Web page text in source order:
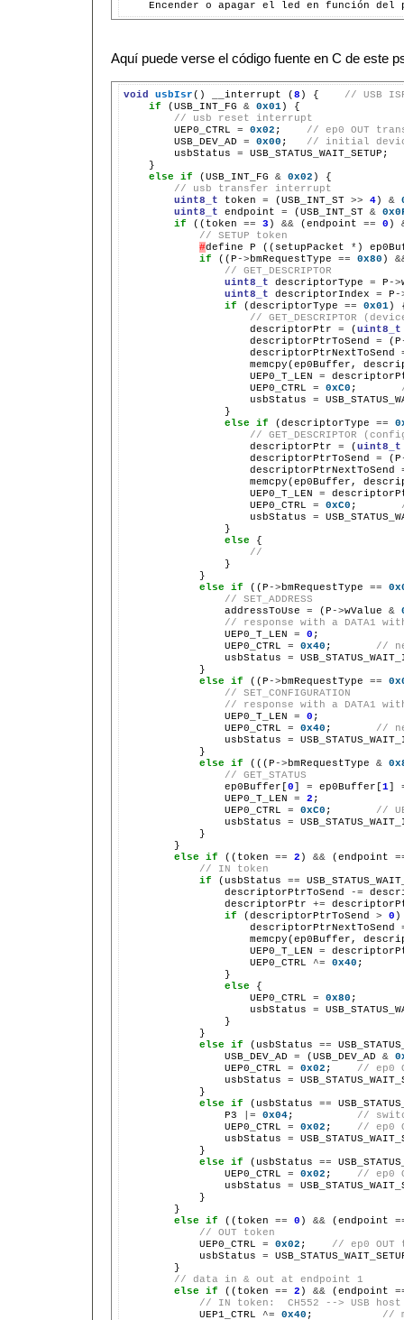
Aquí puede verse el código fuente en C de este
void usbIsr() __interrupt ( 8 ) {
// USB
if (USB_INT_FG & 0x01) {
// usb reset interrupt
        UEP0_CTRL
= 0x02 ;
// ep0 OUT
        USB_DEV_AD
= 0x00 ;
// initial
        usbStatus
= USB_STATUS_WAIT_SETUP;
    }
else
if (USB_INT_FG & 0x02 ) {
// usb transfer interrupt
uint8_t token = (USB_INT_ST >> 4) &
uint8_t endpoint = (USB_INT_ST &
if ((token == 3 ) && (endpoint == 0 )
// SETUP token
#define P ((setupPacket * )
if ((P-> bmRequestType == 0x80 )
// GET_DESCRIPTOR
uint8_t descriptorType = P->
uint8_t descriptorIndex = P-
if (descriptorType == 0x01)
// GET_DESCRIPTOR
                    descriptorPtr
= ( uint8_t
                    descriptorPtrToSend
= (P
                    descriptorPtrNextToSend
memcpy(ep0Buffer,
                    UEP0_T_LEN
=
                    UEP0_CTRL
= 0xC0 ;
                    usbStatus
=
                }
else
if (descriptorType ==
// GET_DESCRIPTOR
                    descriptorPtr
= ( uint8_t
                    descriptorPtrToSend
= (P
                    descriptorPtrNextToSend
memcpy(ep0Buffer,
                    UEP0_T_LEN
=
                    UEP0_CTRL
= 0xC0 ;
                    usbStatus
=
                }
else {
//
                }
            }
else
if ((P-> bmRequestType ==
// SET_ADDRESS
                addressToUse
= (P->wValue &
// response with a DATA1
                UEP0_T_LEN
= 0 ;
                UEP0_CTRL
= 0x40 ;
//
                usbStatus
=
            }
else
if ((P-> bmRequestType ==
// SET_CONFIGURATION
// response with a DATA1
                UEP0_T_LEN
= 0 ;
                UEP0_CTRL
= 0x40 ;
//
                usbStatus
=
            }
else
if (((P-> bmRequestType &
// GET_STATUS
                ep0Buffer[
0 = ep0Buffer[ 1]
                UEP0_T_LEN
= 2
                UEP0_CTRL
= 0xC0 ;
//
                usbStatus
=
            }
        }
else
if ((token == 2 ) && (endpoint
// IN token
if (usbStatus ==
                descriptorPtrToSend
-=
                descriptorPtr
+=
if (descriptorPtrToSend > 0
                    descriptorPtrNextToSend
memcpy(ep0Buffer,
                    UEP0_T_LEN
=
                    UEP0_CTRL
^= 0x40
                }
else {
                    UEP0_CTRL
= 0x80
                    usbStatus
=
                }
            }
else
if (usbStatus ==
                USB_DEV_AD
= (USB_DEV_AD &
                UEP0_CTRL
= 0x02 ;
// ep0
                usbStatus
=
            }
else
if (usbStatus ==
                P3
|= 0x04;
//
                UEP0_CTRL
= 0x02 ;
// ep0
                usbStatus
=
            }
else
if (usbStatus ==
                UEP0_CTRL
= 0x02 ;
// ep0
                usbStatus
=
            }
        }
else
if ((token == 0 ) && (endpoint
// OUT token
            UEP0_CTRL
= 0x02 ;
// ep0 OUT
            usbStatus
=
        }
// data in & out at endpoint 1
else
if ((token == 2 ) && (endpoint
// IN token:  CH552 --> USB
            UEP1_CTRL
^= 0x40 ;
//